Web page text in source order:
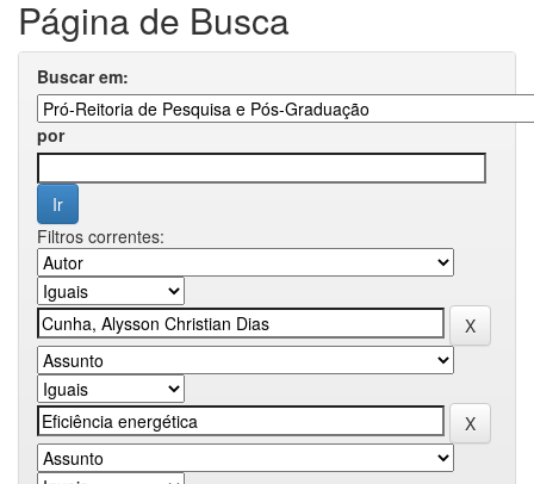
Página de Busca
Buscar em:
por
Filtros correntes: